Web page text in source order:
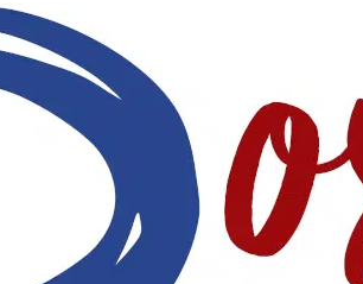
a Viagogo y venta de
la compra de entradas en plataforma